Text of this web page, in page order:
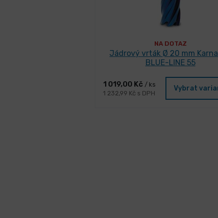
NA DOTAZ
Jádrový vrták Ø 20 mm
BLUE-LINE 55
1 019,00 Kč / ks
1 232,99 Kč s DPH
Vybrat